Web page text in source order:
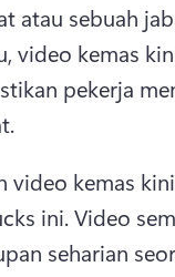
atau sebuah
video kemas
pekerja
video kemas
ini. Video
seharian